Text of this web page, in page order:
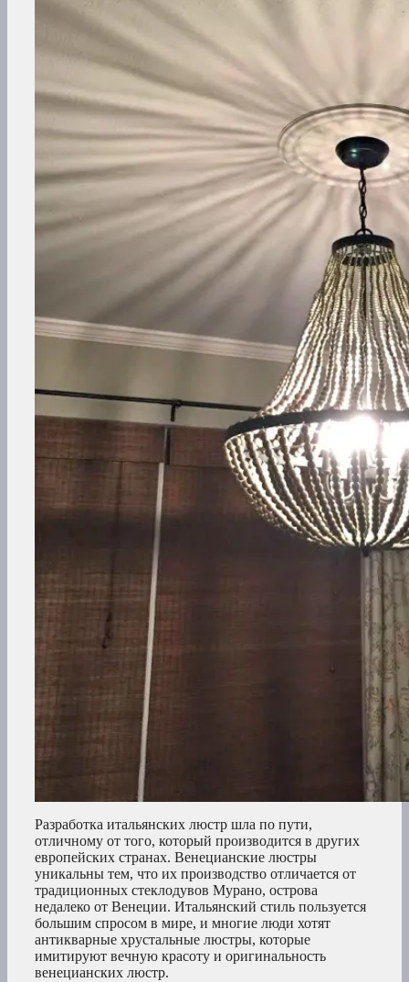
Разработка итальянских люстр шла по пути,
отличному от того, который производится в других
европейских странах. Венецианские люстры
уникальны тем, что их производство отличается от
традиционных стеклодувов Мурано, острова
недалеко от Венеции. Итальянский стиль пользуется
большим спросом в мире, и многие люди хотят
антикварные хрустальные люстры, которые
имитируют вечную красоту и оригинальность
венецианских люстр.